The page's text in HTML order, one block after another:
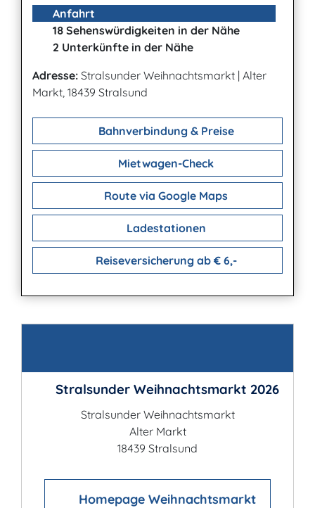
Anfahrt
18 Sehenswürdigkeiten in der Nähe
2 Unterkünfte in der Nähe
Adresse: Stralsunder Weihnachtsmarkt | Alter
Markt, 18439 Stralsund
Bahnverbindung & Preise
Mietwagen-Check
Route via Google Maps
Ladestationen
Reiseversicherung ab € 6,-
Stralsunder Weihnachtsmarkt 2026
Stralsunder Weihnachtsmarkt
Alter Markt
18439 Stralsund
Homepage Weihnachtsmarkt